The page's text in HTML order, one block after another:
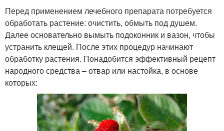
Перед применением лечебного препарата потребуется
обработать растение: очистить, обмыть под душем.
Далее основательно вымыть подоконник и вазон, чтобы
устранить клещей. После этих процедур начинают
обработку растения. Понадобится эффективный рецепт
народного средства – отвар или настойка, в основе
которых: